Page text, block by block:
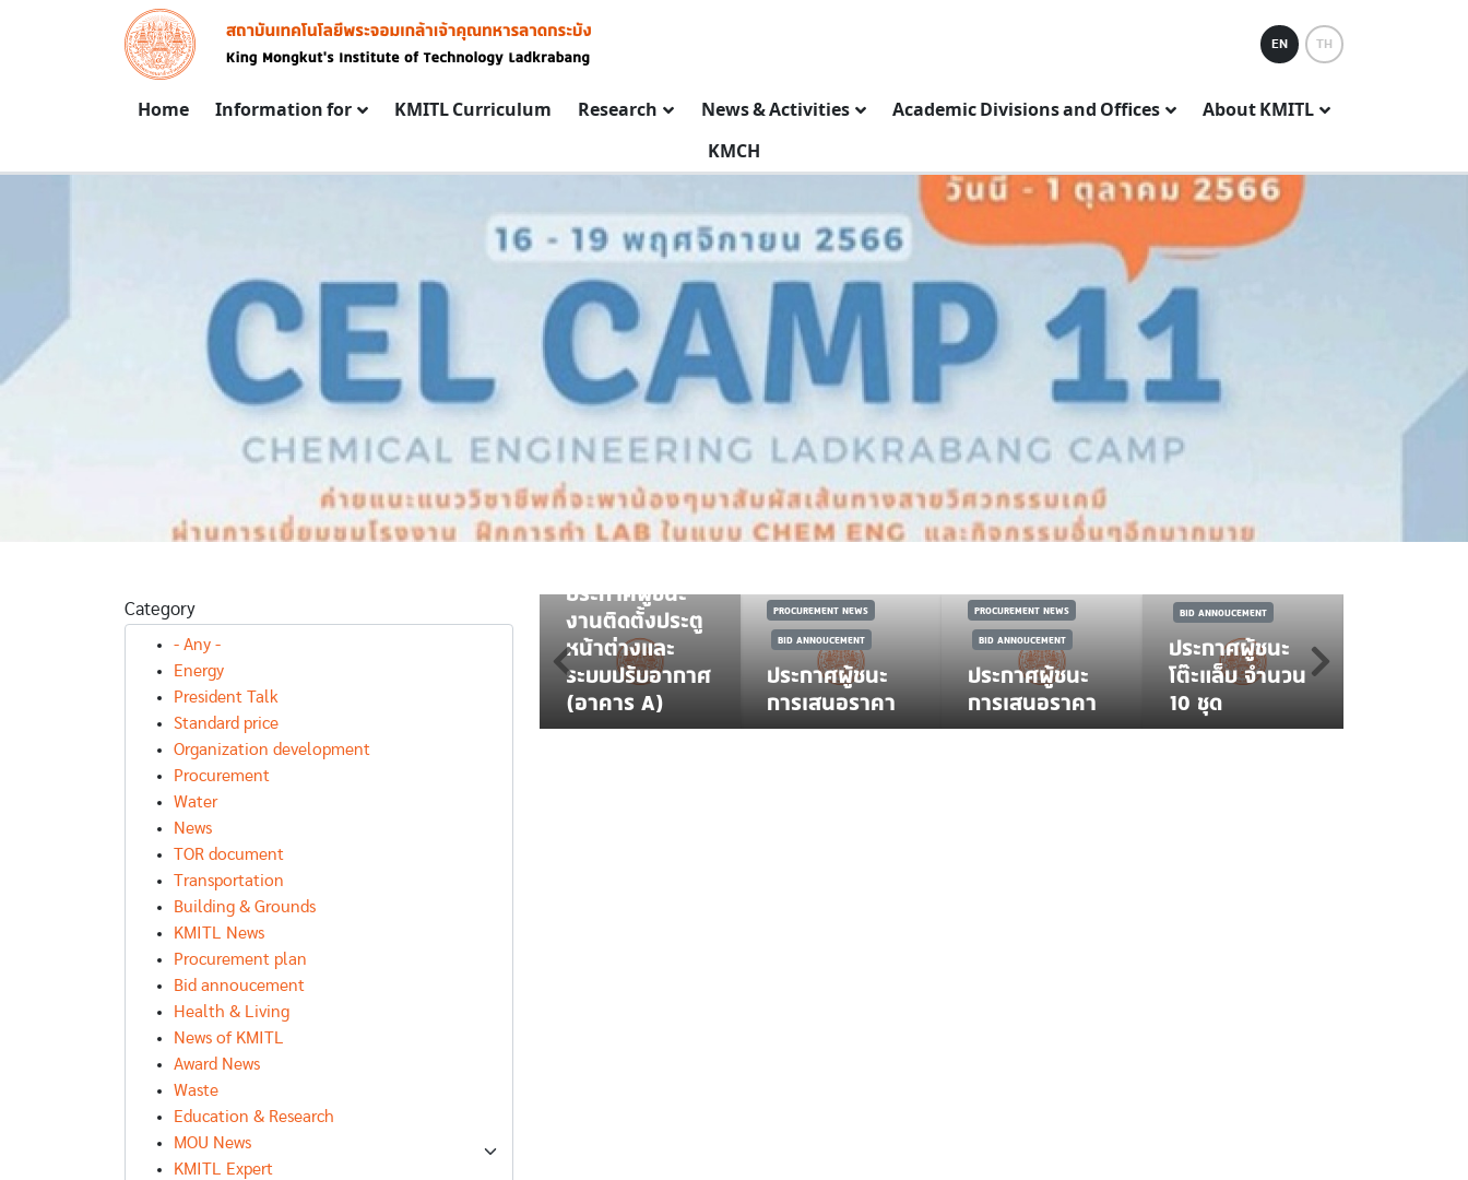
Skip to main content
Image
EN TH
Main navigation
Home Information for KMITL Curriculum Research News & Activities Academic Divisions and Offices
About KMITL
KMCH
Category
- Any -
Energy
President Talk
Standard price
Organization development
Procurement
Water
News
TOR document
Transportation
Building & Grounds
KMITL News
Procurement plan
Bid annoucement
Health & Living
News of KMITL
Award News
Waste
Education & Research
MOU News
KMITL Expert
PROCUREMENT NEWS
BID ANNOUCEMENT
การเสนอราคา
ปรับปรุงลาน
ป้ายคณะ
เทคโนโลยี
การเกษตร
(FBT)
PROCUREMENT NEWS
ประกาศผลผู้
ครุภัณฑ์
คอมพิวเตอร์
เทคโนโลยีควอน
PROCUREMENT NEWS
ประกาศผู้ชนะ
งานติดตั้งประตู
หน้าต่างและ
ระบบปรับอากาศ
(อาคาร A)
PROCUREMENT NEWS
BID ANNOUCEMENT
ประกาศผู้ชนะ
การเสนอราคา
PROCUREMENT NEWS
BID ANNOUCEMENT
ประกาศผู้ชนะ
การเสนอราคา
BID ANNOUCEMENT
ประกาศผู้ชนะ
โต๊ะแล็บ จำนวน
10 ชุด
PROCUREMENT
BID ANNOUCEMENT
ผิวลาน